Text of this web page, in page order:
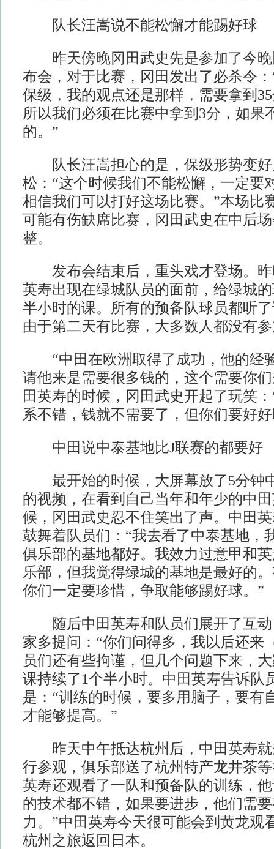
队长汪嵩说不能松懈才能踢好球
昨天傍晚冈田武史先是参加了今晚
布会，对于比赛，冈田发出了必杀令
保级，我的观点还是那样，需要拿到
所以我们必须在比赛中拿到3分，如果
的。”
队长汪嵩担心的是，保级形势变好
松：“这个时候我们不能松懈，一定要
相信我们可以打好这场比赛。”本场比
可能有伤缺席比赛，冈田武史在中后
整。
发布会结束后，重头戏才登场。昨
英寿出现在绿城队员的面前，给绿城
半小时的课。所有的预备队球员都听
由于第二天有比赛，大多数人都没有
“中田在欧洲取得了成功，他的经
请他来是需要很多钱的，这个需要你
田英寿的时候，冈田武史开起了玩笑
系不错，钱就不需要了，但你们要好
中田说中泰基地比J联赛的都要好
最开始的时候，大屏幕放了5分钟
的视频，在看到自己当年和年少的中
候，冈田武史忍不住笑出了声。中田
鼓舞着队员们：“我去看了中泰基地，
俱乐部的基地都好。我效力过意甲和
乐部，但我觉得绿城的基地是最好的
你们一定要珍惜，争取能够踢好球。”
随后中田英寿和队员们展开了互动
家多提问：“你们问得多，我以后还来
员们还有些拘谨，但几个问题下来，
课持续了1个半小时。中田英寿告诉队
是：“训练的时候，要多用脑子，要有
才能够提高。”
昨天中午抵达杭州后，中田英寿就
行参观，俱乐部送了杭州特产龙井茶
英寿还观看了一队和预备队的训练，
的技术都不错，如果要进步，他们需
力。”中田英寿今天很可能会到黄龙观
杭州之旅返回日本。